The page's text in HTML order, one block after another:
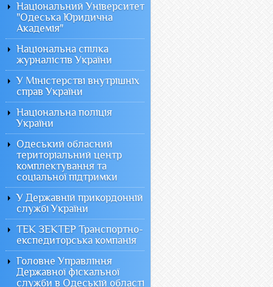
Національний Університет
"Одеська Юридична
Академія"
Національна спілка
журналістів України
У Міністерстві внутрішніх
справ України
Національна поліція
України
Одеський обласний
територіальний центр
комплектування та
соціальної підтримки
У Державній прикордонній
службі України
ТЕК ЗЕКТЕР Транспортно-
експедиторська компанія
Головне Управління
Державної фіскальної
служби в Одеській області